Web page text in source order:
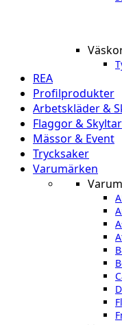
REA
Profilprodukter
Arbetskläder &
Flaggor & Skyltar
Mässor & Event
Trycksaker
Varumärken